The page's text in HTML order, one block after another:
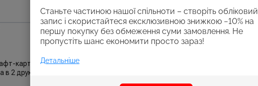
Станьте частиною нашої спільноти – створіть обліковий
запис і скористайтеся ексклюзивною знижкою −10% на
першу покупку без обмеження суми замовлення. Не
пропустіть шанс економити просто зараз!
Детальніше
картону
в 2 друкованих шару